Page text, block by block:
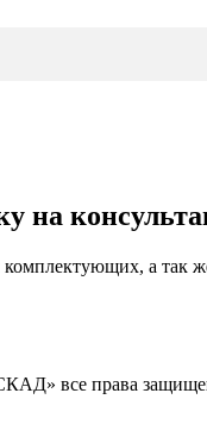
на
комплектующих, а так
все права